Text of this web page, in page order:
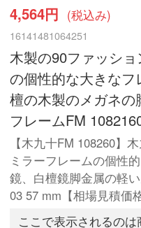
4,564円 (税込み)
16141481064251
木製の90ファッシ
の個性的な大きな
檀の木製のメガネ
フレームFM
【木九十FM 108260】
ミラーフレームの個性
鏡、白檀鏡脚金属の軽
03 57 mm【相場見積価
ここで表示されるの